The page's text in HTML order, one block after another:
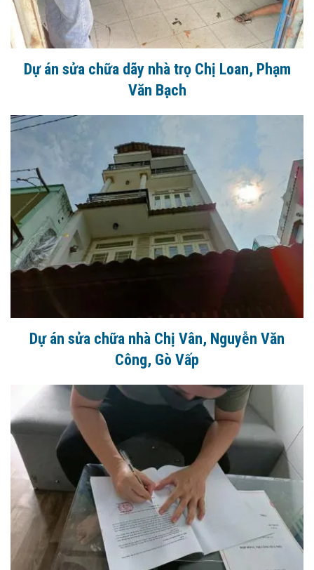
Dự án sửa chữa dãy nhà trọ Chị Loan, Phạm
Văn Bạch
Dự án sửa chữa nhà Chị Vân, Nguyễn Văn
Công, Gò Vấp